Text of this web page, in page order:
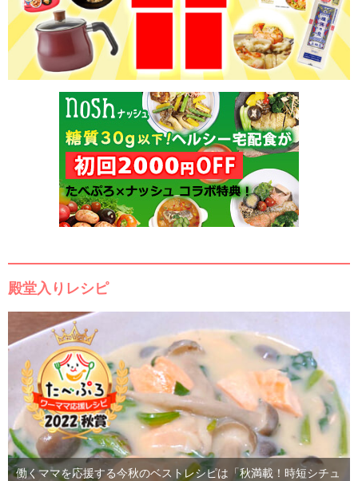
殿堂入りレシピ
働くママを応援する今秋のベストレシピは「秋満載！時短シチュ